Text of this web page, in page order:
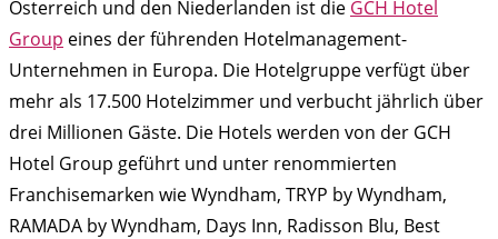
Österreich und den Niederlanden ist die GCH Hotel
Group eines der führenden Hotelmanagement-
Unternehmen in Europa. Die Hotelgruppe verfügt über
mehr als 17.500 Hotelzimmer und verbucht jährlich über
drei Millionen Gäste. Die Hotels werden von der GCH
Hotel Group geführt und unter renommierten
Franchisemarken wie Wyndham, TRYP by Wyndham,
RAMADA by Wyndham, Days Inn, Radisson Blu, Best